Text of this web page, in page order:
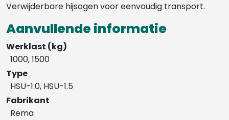
Verwijderbare hijsogen voor eenvoudig transport.
Aanvullende informatie
Werklast (kg)
1000, 1500
Type
HSU-1.0, HSU-1.5
Fabrikant
Rema